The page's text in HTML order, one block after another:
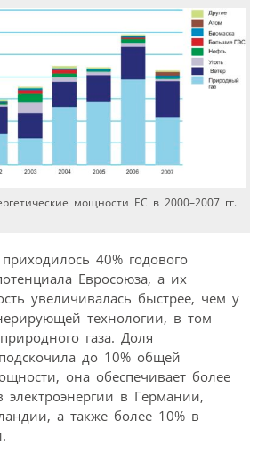
мощности ЕС в 2000–2007 гг.
40% годового
Евросоюза, а их
увеличивалась быстрее, чем у
технологии, в том
газа. Доля
до 10% общей
она обеспечивает более
электроэнергии в Германии,
а также более 10% в